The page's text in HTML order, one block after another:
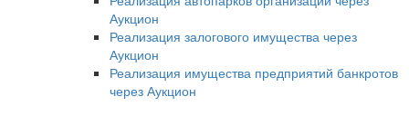
Аукцион
Реализация залогового имущества через
Аукцион
Реализация имущества предприятий банкротов
через Аукцион